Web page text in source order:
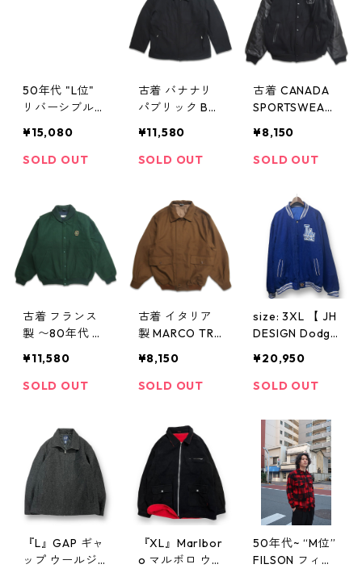
50年代 "L位"
リバーシブル
ールギャバジン
古着 古着屋 高
¥15,080
SOLD OUT
古着 バナナリ
パブリック BA
C ウールスポー
ツジャケット
L gd312288n
w31229
¥11,580
SOLD OUT
古着 CANADA
SPORTSWEAR
スタジャン 切
り返し 刺繍 ブ
XL gd401320
n w40104
¥8,150
SOLD OUT
古着 フランス
製 〜80年代 ラ
E ウールスタジ
ャン 表記：5
¥11,580
SOLD OUT
古着 イタリア
製 MARCO TRA
ィングトップ
ブラウン 表
¥8,150
SOLD OUT
size: 3XL 【 JH
DESIGN Dodge
ズ MLB チーム
スタジャン リ
ルー アメカジ
ヒップホップ
古着 古着屋 高
円寺 ビンテー
ジ a14110
¥20,950
SOLD OUT
『L』GAP ギャ
ップ ウールジ
『XL』Marlbor
o マルボロ ウー
50年代~ “M位”
FILSON フィル